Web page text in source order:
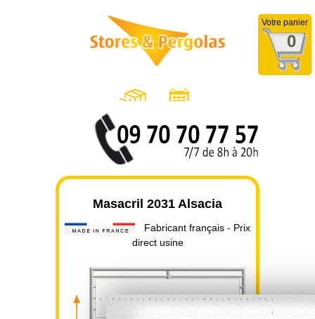
Votre panier
0
Masacril 2031 Alsacia
Fabricant français - Prix
direct usine